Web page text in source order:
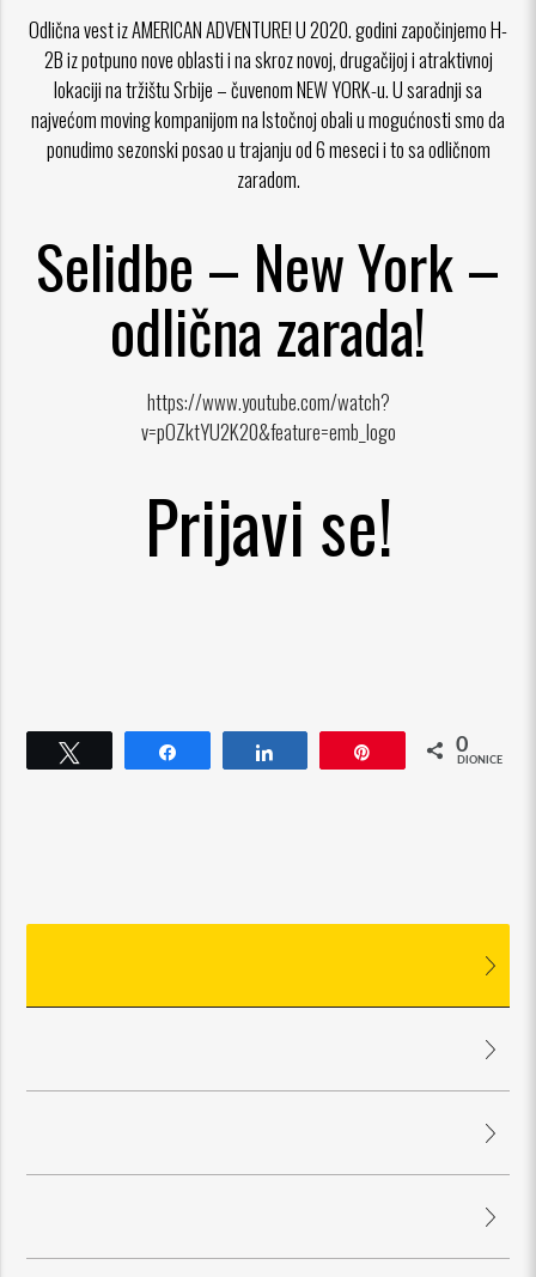
Odlična vest iz AMERICAN ADVENTURE! U 2020. godini započinjemo H-
2B iz potpuno nove oblasti i na skroz novoj, drugačijoj i atraktivnoj
lokaciji na tržištu Srbije – čuvenom NEW YORK-u. U saradnji sa
najvećom moving kompanijom na Istočnoj obali u mogućnosti smo da
ponudimo sezonski posao u trajanju od 6 meseci i to sa odličnom
zaradom.
Selidbe – New York –
odlična zarada!
https://www.youtube.com/watch?
v=pOZktYU2K20&feature=emb_logo
Prijavi se!
0
DIONICE